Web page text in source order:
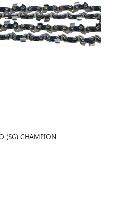
(SG) CHAMPION